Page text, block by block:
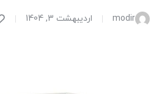
modir اردیبهشت 3, 1404